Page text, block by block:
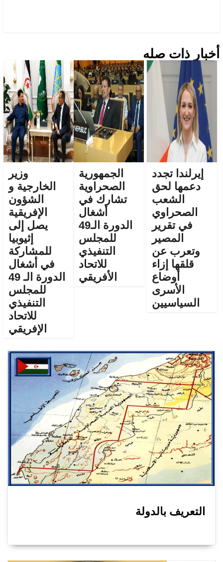
أخبار ذات صله
إيرلندا تجدد
دعمها لحق
الشعب
الصحراوي
في تقرير
المصير
وتعرب عن
قلقها إزاء
أوضاع
الأسرى
السياسيين
الجمهورية
الصحراوية
تشارك في
أشغال
الدورة الـ49
للمجلس
التنفيذي
للاتحاد
الأفريقي
وزير
الخارجية و
الشؤون
الإفريقية
يصل إلى
إثيوبيا
للمشاركة
في أشغال
الدورة الـ 49
للمجلس
التنفيذي
للاتحاد
الإفريقي
التعريف بالدولة